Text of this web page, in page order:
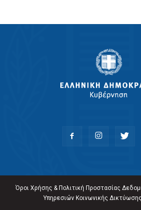
Όροι Χρήσης & Πολιτική Προστασίας
Υπηρεσιών Κοινωνικής Δικτύωσης